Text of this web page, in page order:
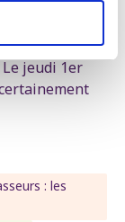
prévoient à
jeudi 1er
certainement
: les